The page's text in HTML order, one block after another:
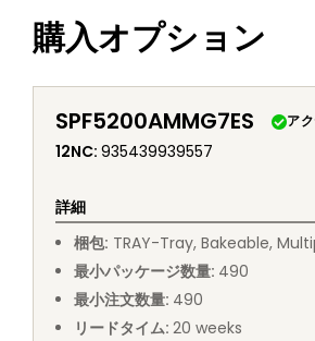
購入オプション
SPF5200AMMG7ES ア
12NC: 935439939557
詳細
梱包: TRAY-Tray, Bakeable,
最小パッケージ数量: 490
最小注文数量: 490
リードタイム: 20 weeks